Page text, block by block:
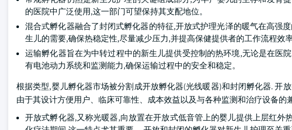
的医院中广泛使用,这一部门可望保持其支配地位。
混合式孵化器融合了封闭式孵化器的特征,开放式护理光泽的暖气在高强
生儿的需要,确保热稳定性,尽量减少压力,并提高保健提供者的工作流程效率
运输孵化器旨在为中转过程中的新生儿提供受控制的热环境,无论是在医
有电池动力系统和监测能力,确保运输过程中的安全和稳定。
根据类型,婴儿孵化器市场被分割成开放孵化器(光线暖器)和封闭孵化器. 开
由于其设计方便用户、临床可靠性、成本效益以及与各种监测和治疗设备的
开放式孵化器,又称光暖器,向放置在开放式低音管上的婴儿提供上层红外